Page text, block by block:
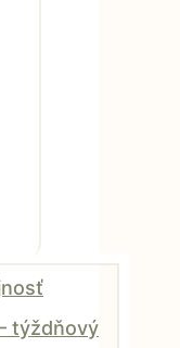
týždňový